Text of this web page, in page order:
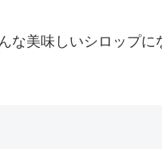
な美味しいシロップ